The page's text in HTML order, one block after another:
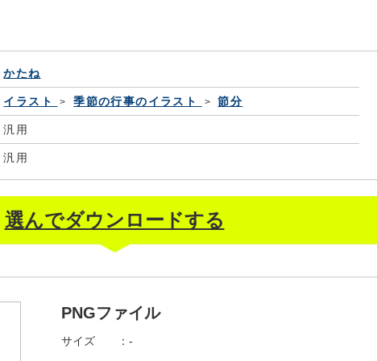
かたね
イラスト 季節の行事のイラスト 節分
汎用
汎用
選んでダウンロードする
PNGファイル
サイズ ： -